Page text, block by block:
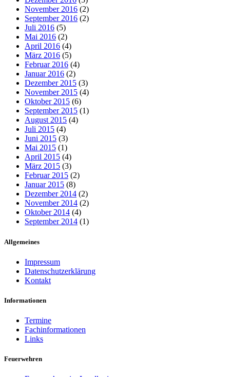
November 2016 (2)
September 2016 (2)
Juli 2016 (5)
Mai 2016 (2)
April 2016 (4)
März 2016 (5)
Februar 2016 (4)
Januar 2016 (2)
Dezember 2015 (3)
November 2015 (4)
Oktober 2015 (6)
September 2015 (1)
August 2015 (4)
Juli 2015 (4)
Juni 2015 (3)
Mai 2015 (1)
April 2015 (4)
März 2015 (3)
Februar 2015 (2)
Januar 2015 (8)
Dezember 2014 (2)
November 2014 (2)
Oktober 2014 (4)
September 2014 (1)
Allgemeines
Impressum
Datenschutzerklärung
Kontakt
Informationen
Termine
Fachinformationen
Links
Feuerwehren